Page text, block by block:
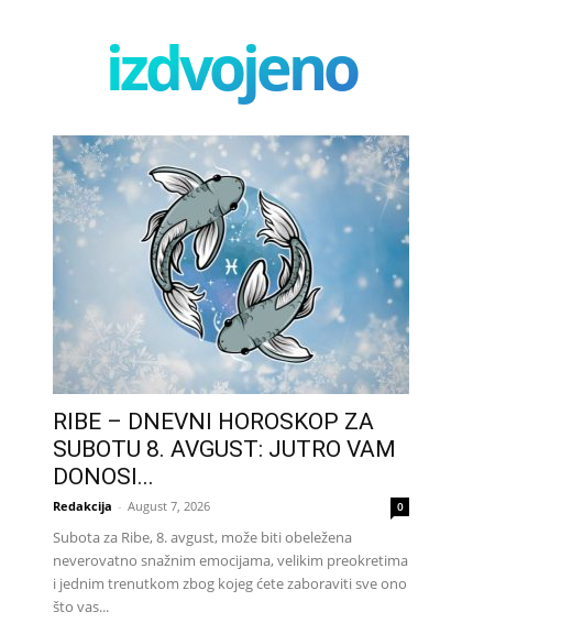
izdvojeno
RIBE – DNEVNI HOROSKOP ZA
SUBOTU 8. AVGUST: JUTRO VAM
DONOSI...
Redakcija - August 7, 2026 0
Subota za Ribe, 8. avgust, može biti obeležena
neverovatno snažnim emocijama, velikim preokretima
i jednim trenutkom zbog kojeg ćete zaboraviti sve ono
što vas...